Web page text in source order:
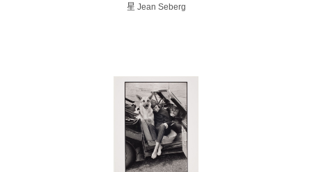
星 Jean Seberg